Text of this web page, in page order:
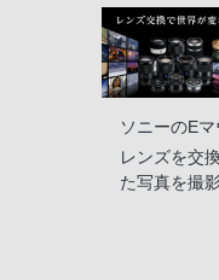
ソニーのE
レンズを交
た写真を撮